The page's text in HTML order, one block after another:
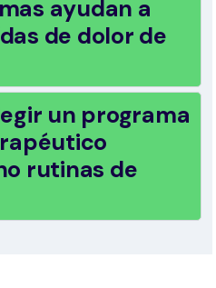
ayudan a
de dolor de
un programa
rutinas de